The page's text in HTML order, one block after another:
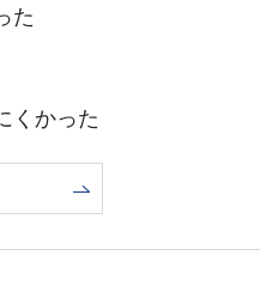
た
くかった